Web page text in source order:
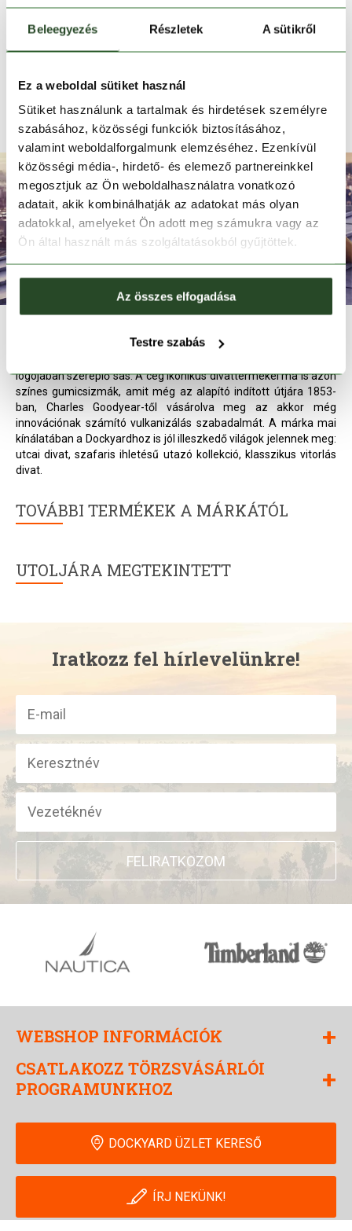
Beleegyezés Részletek A sütikről
Ez a weboldal sütiket használ
Sütiket használunk a tartalmak és hirdetések személyre
szabásához, közösségi funkciók biztosításához,
valamint weboldalforgalmunk elemzéséhez. Ezenkívül
közösségi média-, hirdető- és elemező partnereinkkel
megosztjuk az Ön weboldalhasználatra vonatkozó
adatait, akik kombinálhatják az adatokat más olyan
adatokkal, amelyeket Ön adott meg számukra vagy az
Ön által használt más szolgáltatásokból gyűjtöttek.
Az összes elfogadása
Testre szabás
TERMÉKLEÍRÁS
TERMÉK RÉSZLETEK
HASONLÓ TERMÉKEK
Franciaországban letelepedő amerikai kereskedő alapított. Az
logójában szereplő sas. A cég Ikonikus divattermékei ma is azon
színes gumicsizmák, amit még az alapító indított útjára 1853-
ban, Charles Goodyear-től vásárolva meg az akkor még
innovációnak számító vulkanizálás szabadalmát. A márka mai
kínálatában a Dockyardhoz is jól illeszkedő világok jelennek meg:
utcai divat, szafaris ihletésű utazó kollekció, klasszikus vitorlás
divat.
TOVÁBBI TERMÉKEK A MÁRKÁTÓL
UTOLJÁRA MEGTEKINTETT
Iratkozz fel hírlevelünkre!
FELIRATKOZOM
WEBSHOP INFORMÁCIÓK +
CSATLAKOZZ TÖRZSVÁSÁRLÓI
PROGRAMUNKHOZ
+
DOCKYARD ÜZLET KERESŐ
ÍRJ NEKÜNK!